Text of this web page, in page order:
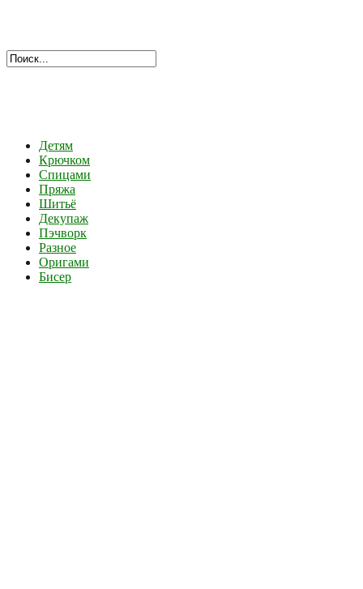
Детям
Крючком
Спицами
Пряжа
Шитьё
Декупаж
Пэчворк
Разное
Оригами
Бисер